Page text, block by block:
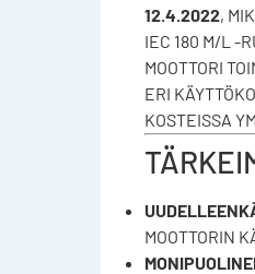
12.4.2022,
IEC 180 M/L -
MOOTTORI
ERI
KOSTEISSA
MOOTTORIN